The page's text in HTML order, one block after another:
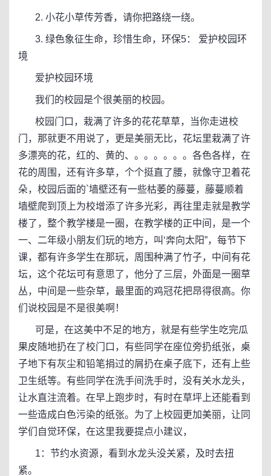
2. 小花小草传芳香，请你把路绕一绕。
3. 绿色象征生命，珍惜生命，环保5： 爱护校园环
境
爱护校园环境
我们的校园是个很美丽的校园。
校园门口，栽满了许多的花花草草，当你走进校
门，那就更不用说了，更是美丽无比，花坛里栽满了许
多漂亮的花，红的、黄的、。。。。。。各色各样，在
花的周围，还有许多草，个个挺直了腰，就像守卫着花
朵，校园后面的`墙壁还有一些枯萎的藤蔓，藤蔓顺着
墙壁爬到顶上为校增添了许多光彩，再往里走就是教学
楼了，整个教学楼是一圈，在教学楼的正中间，是一个
一、二年级小朋友们玩的地方，叫‘奔向太阳”，每节下
课，都有许多学生在那玩，周围种满了竹子，中间有花
坛，这个花坛可有意思了，他分了三层，外面是一圈草
丛，中间是一些杂草，最里面的鸡冠花把昂得很高。你
们说校园是不是很美啊！
可是，在这美中不足的地方，就是有些学生吃完瓜
果皮随地扔在了校门口，有些同学在座位旁扔纸张，桌
子地下有灰尘和铅笔捐过的屑扔在桌子底下，还有上些
卫生纸等。有些同学在洗手间洗手时，没有关水龙头，
让水直注流着。在早上跑步时，有时在草坪上还能看到
一些造成白色污染的纸张。为了上校园更加美丽，让同
学们自觉环保，在这里我要提点小建议，
1：节约水资源，看到水龙头没关紧，及时去扭
紧。